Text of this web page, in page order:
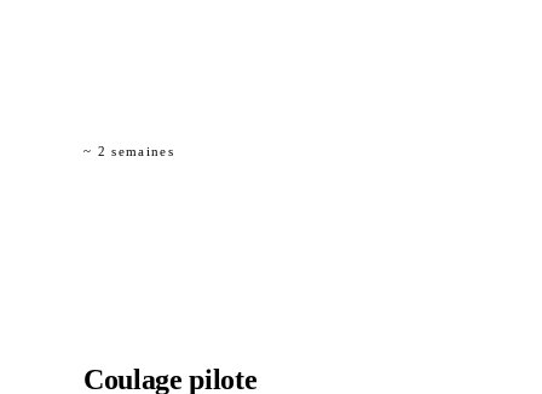
~ 2 semaines
Coulage pilote